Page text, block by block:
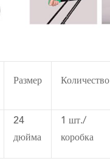
Размер Количество
24
дюйма
1 шт./
коробка